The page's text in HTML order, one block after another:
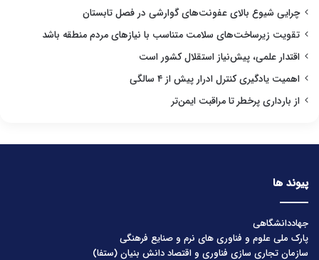
چرایی شیوع بالای عفونت‌های گوارشی در فصل تابستان
تقویت زیرساخت‌های سلامت متناسب با نیازهای مردم منطقه باشد
اقتدار علمی، پیش‌نیاز استقلال کشور است
اهمیت یادگیری کنترل ادرار پیش از ۴ سالگی
از بارداری پرخطر تا مراقبت ایمن‌تر
پیوند ها
جهاددانشگاهی
پارک ملی علوم و فناوری های نرم و صنایع فرهنگی
سازمان تجاری سازی فناوری و اقتصاد دانش بنیان (ستفا)